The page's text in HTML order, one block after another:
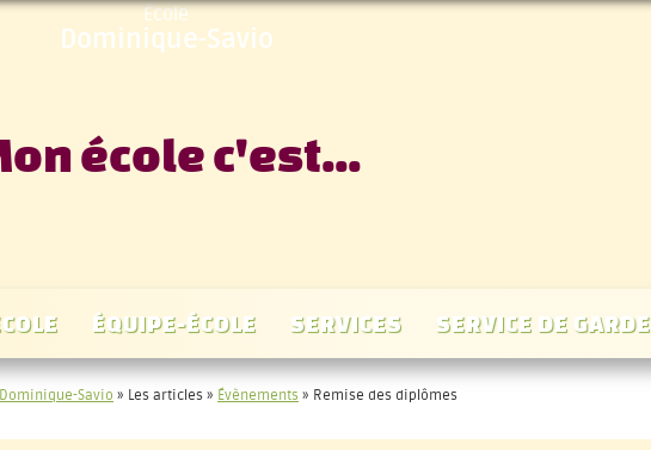
École
Dominique-Savio
école c'est...
ÉQUIPE-ÉCOLE SERVICES SERVICE DE GARDE
Savio » Les articles » Évènements » Remise des diplômes